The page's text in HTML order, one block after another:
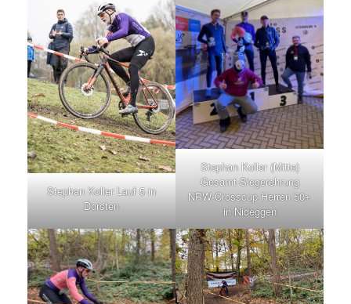
Stephan Koller Lauf 5 in
Dorsten
Stephan Koller (Mitte)
Gesamt-Siegerehrung
NRW-Crosscup Herren 50+
in Nideggen